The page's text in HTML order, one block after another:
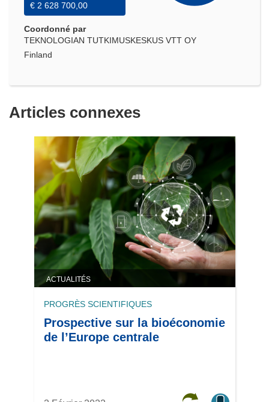
€ 2 628 700,00
Coordonné par
TEKNOLOGIAN TUTKIMUSKESKUS VTT OY
Finland
Articles connexes
ACTUALITÉS
PROGRÈS SCIENTIFIQUES
Prospective sur la bioéconomie
de l’Europe centrale